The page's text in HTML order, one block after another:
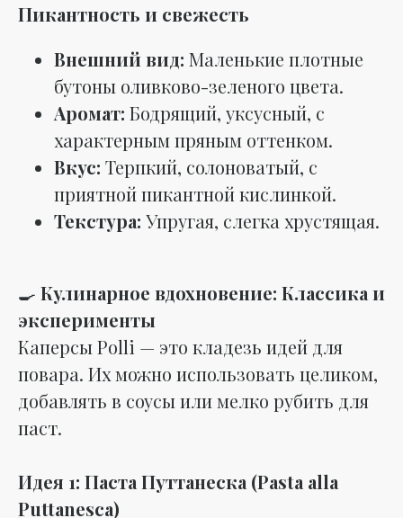
Пикантность и свежесть
Внешний вид: Маленькие плотные
бутоны оливково-зеленого цвета.
Аромат: Бодрящий, уксусный, с
характерным пряным оттенком.
Вкус: Терпкий, солоноватый, с
приятной пикантной кислинкой.
Текстура: Упругая, слегка хрустящая.
🍳 Кулинарное вдохновение: Классика и
эксперименты
Каперсы Polli — это кладезь идей для
повара. Их можно использовать целиком,
добавлять в соусы или мелко рубить для
паст.
Идея 1: Паста Путтанеска (Pasta alla
Puttanesca)